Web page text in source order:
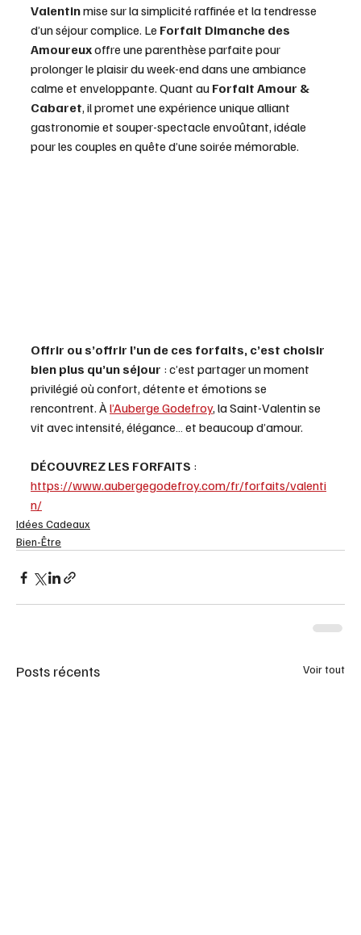
Valentin mise sur la simplicité raffinée et la tendresse
d’un séjour complice. Le Forfait Dimanche des
Amoureux offre une parenthèse parfaite pour
prolonger le plaisir du week-end dans une ambiance
calme et enveloppante. Quant au Forfait Amour &
Cabaret, il promet une expérience unique alliant
gastronomie et souper-spectacle envoûtant, idéale
pour les couples en quête d’une soirée mémorable.
Offrir ou s’offrir l’un de ces forfaits, c’est choisir
bien plus qu’un séjour : c’est partager un moment
privilégié où confort, détente et émotions se
rencontrent. À l’Auberge Godefroy, la Saint-Valentin se
vit avec intensité, élégance… et beaucoup d’amour.
DÉCOUVREZ LES FORFAITS :
https://www.aubergegodefroy.com/fr/forfaits/valenti
n/
Idées Cadeaux
Bien-Être
Posts récents Voir tout